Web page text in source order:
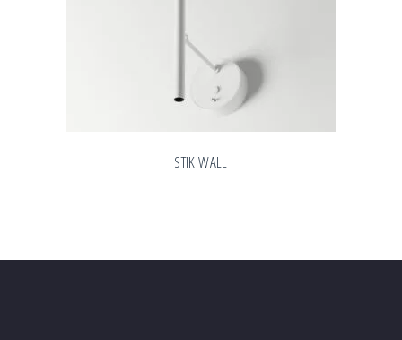
STIK WALL